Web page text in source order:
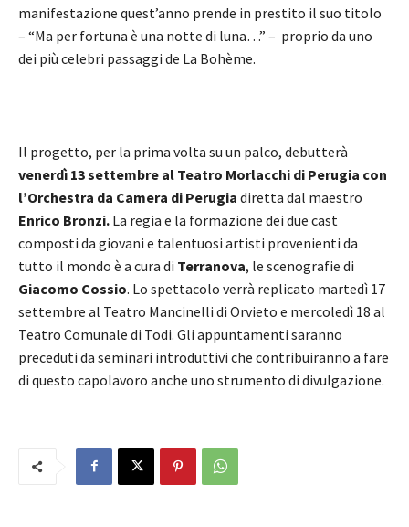
manifestazione quest’anno prende in prestito il suo titolo
– “Ma per fortuna è una notte di luna…” – proprio da uno
dei più celebri passaggi de La Bohème.
Il progetto, per la prima volta su un palco, debutterà
venerdì 13 settembre al Teatro Morlacchi di Perugia con
l’Orchestra da Camera di Perugia diretta dal maestro
Enrico Bronzi. La regia e la formazione dei due cast
composti da giovani e talentuosi artisti provenienti da
tutto il mondo è a cura di Terranova, le scenografie di
Giacomo Cossio. Lo spettacolo verrà replicato martedì 17
settembre al Teatro Mancinelli di Orvieto e mercoledì 18 al
Teatro Comunale di Todi. Gli appuntamenti saranno
preceduti da seminari introduttivi che contribuiranno a fare
di questo capolavoro anche uno strumento di divulgazione.